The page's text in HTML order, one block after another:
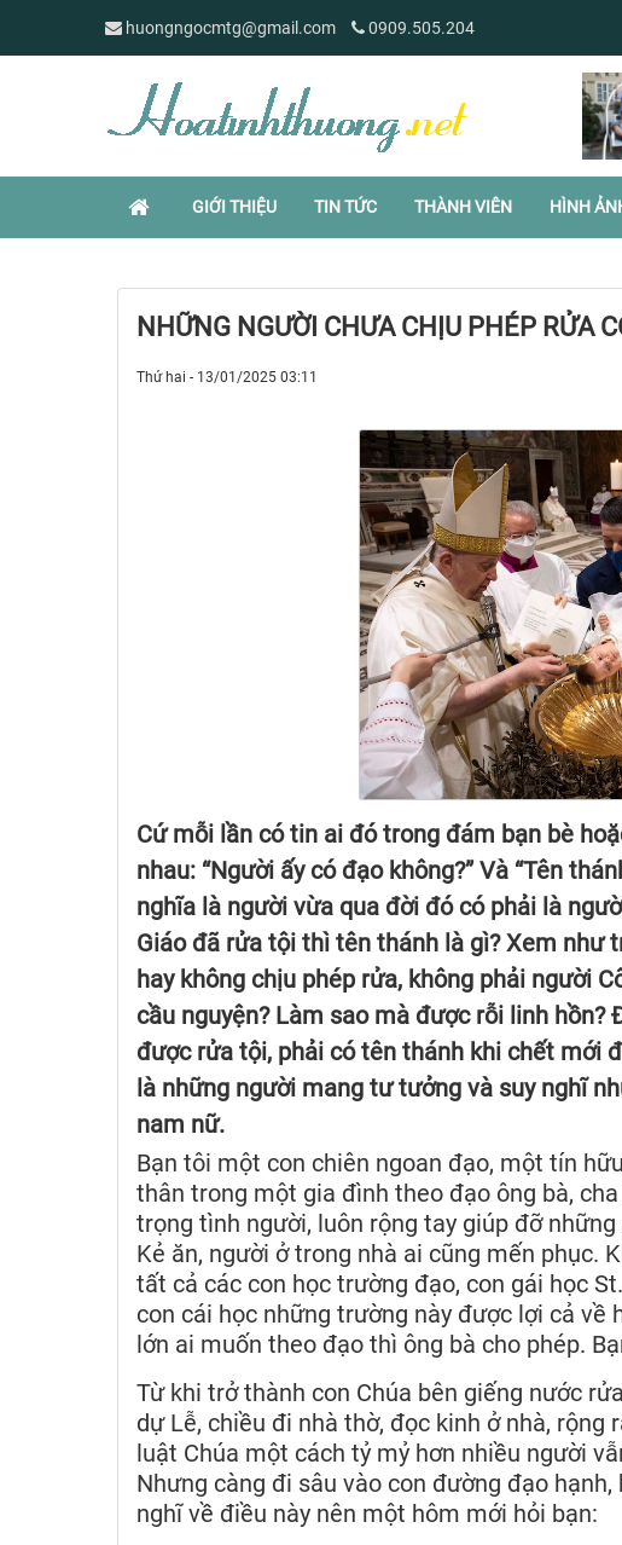
huongngocmtg@gmail.com 0909.505.204
GIỚI THIỆU TIN TỨC THÀNH VIÊN HÌNH
NHỮNG NGƯỜI CHƯA CHỊU PHÉP RỬA
Thứ hai - 13/01/2025 03:11
Cứ mỗi lần có tin ai đó trong đám bạn bè
nhau: “Người ấy có đạo không?” Và “Tên
nghĩa là người vừa qua đời đó có phải là
Giáo đã rửa tội thì tên thánh là gì? Xem như
hay không chịu phép rửa, không phải người
cầu nguyện? Làm sao mà được rỗi linh hồn?
được rửa tội, phải có tên thánh khi chết mới
là những người mang tư tưởng và suy nghĩ
nam nữ.
Bạn tôi một con chiên ngoan đạo, một tín
thân trong một gia đình theo đạo ông bà,
trọng tình người, luôn rộng tay giúp đỡ
Kẻ ăn, người ở trong nhà ai cũng mến phục.
tất cả các con học trường đạo, con gái học
con cái học những trường này được lợi cả về
lớn ai muốn theo đạo thì ông bà cho phép.
Từ khi trở thành con Chúa bên giếng nước
dự Lễ, chiều đi nhà thờ, đọc kinh ở nhà,
luật Chúa một cách tỷ mỷ hơn nhiều người
Nhưng càng đi sâu vào con đường đạo
nghĩ về điều này nên một hôm mới hỏi bạn: